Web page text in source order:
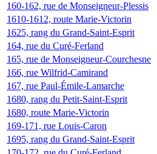
160-162, rue de Monseigneur-Plessis
1610-1612, route Marie-Victorin
1625, rang du Grand-Saint-Esprit
164, rue du Curé-Ferland
165, rue de Monseigneur-Courchesne
166, rue Wilfrid-Camirand
167, rue Paul-Émile-Lamarche
1680, rang du Petit-Saint-Esprit
1680, route Marie-Victorin
169-171, rue Louis-Caron
1695, rang du Grand-Saint-Esprit